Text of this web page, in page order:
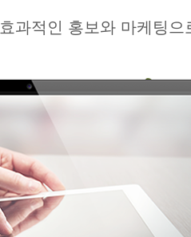
효과적인 홍보와 마케팅